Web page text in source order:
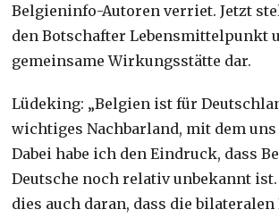
Belgieninfo-Autoren verriet. Jetzt
den Botschafter Lebensmittelpunkt
gemeinsame Wirkungsstätte dar.
Lüdeking: „Belgien ist für
wichtiges Nachbarland, mit dem
Dabei habe ich den Eindruck, dass
Deutsche noch relativ unbekannt
dies auch daran, dass die